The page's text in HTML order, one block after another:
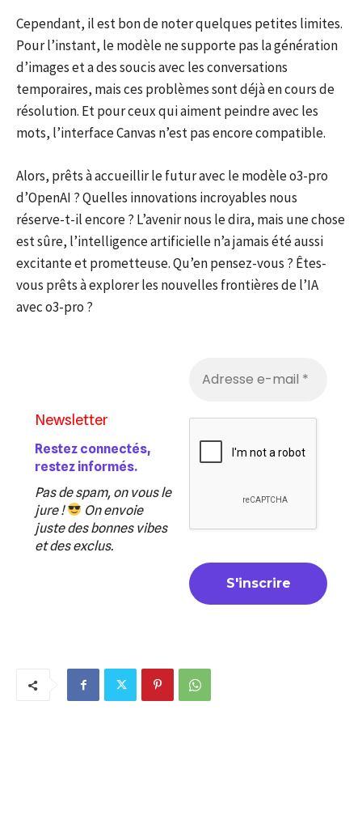
Cependant, il est bon de noter quelques petites limites.
Pour l’instant, le modèle ne supporte pas la génération
d’images et a des soucis avec les conversations
temporaires, mais ces problèmes sont déjà en cours de
résolution. Et pour ceux qui aiment peindre avec les
mots, l’interface Canvas n’est pas encore compatible.
Alors, prêts à accueillir le futur avec le modèle o3-pro
d’OpenAI ? Quelles innovations incroyables nous
réserve-t-il encore ? L’avenir nous le dira, mais une chose
est sûre, l’intelligence artificielle n’a jamais été aussi
excitante et prometteuse. Qu’en pensez-vous ? Êtes-
vous prêts à explorer les nouvelles frontières de l’IA
avec o3-pro ?
Newsletter
Restez connectés,
restez informés.
Pas de spam, on vous le
jure !
On envoie
juste des bonnes vibes
et des exclus.